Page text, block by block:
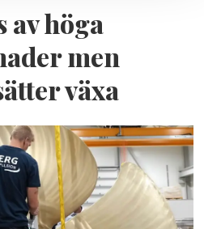
av höga
men
växa